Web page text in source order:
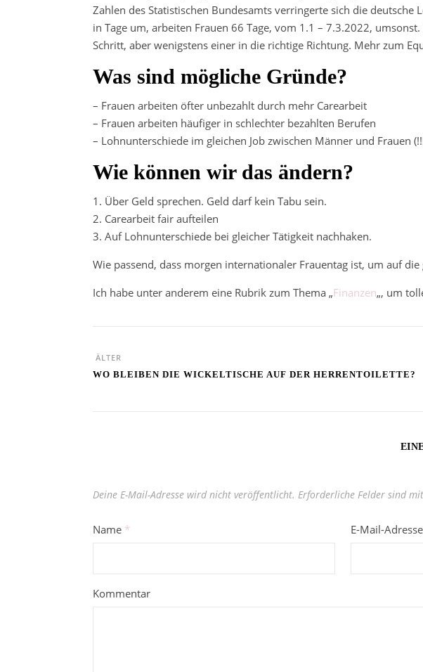
Zahlen des Statistischen Bundesamts verringerte sich die
in Tage um, arbeiten Frauen 66 Tage, vom 1.1 – 7.3.2022,
Schritt, aber wenigstens einer in die richtige Richtung. Mehr zum
Was sind mögliche Gründe?
– Frauen arbeiten öfter unbezahlt durch mehr Carearbeit
– Frauen arbeiten häufiger in schlechter bezahlten Berufen
– Lohnunterschiede im gleichen Job zwischen Männer und Frauen
Wie können wir das ändern?
1. Über Geld sprechen. Geld darf kein Tabu sein.
2. Carearbeit fair aufteilen
3. Auf Lohnunterschiede bei gleicher Tätigkeit nachhaken.
Wie passend, dass morgen internationaler Frauentag ist, um auf
Ich habe unter anderem eine Rubrik zum Thema „Finanzen„, um
ÄLTER
WO BLEIBEN DIE WICKELTISCHE AUF DER HERRENTOILETTE?
Deine E-Mail-Adresse wird nicht veröffentlicht. Erforderliche Felder sind mit
Name * E-Mail-Adresse
Kommentar